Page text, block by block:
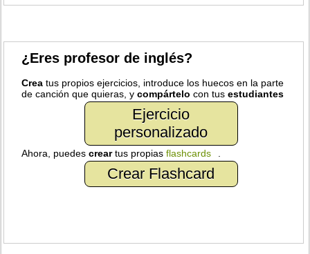
¿Eres profesor de inglés?
Crea tus propios ejercicios, introduce los huecos en la parte
de canción que quieras, ycompártelo con tusestudiantes
Ejercicio
personalizado
Ahora, puedescreartus propiasflashcards
Crear Flashcard